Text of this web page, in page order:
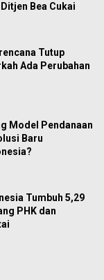
Bea Cukai
Tutup
Ada Perubahan
Model Pendanaan
Baru
Tumbuh 5,29
PHK dan